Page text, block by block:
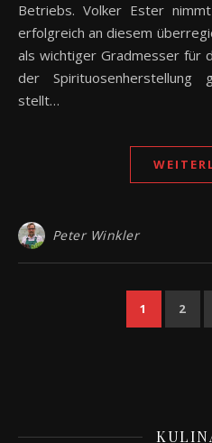
Betriebs. Volker Ester
erfolgreich an diesem
als wichtiger Gradmesser für
der Spirituosenherstellung
stellt…
Peter Winkler
1 2